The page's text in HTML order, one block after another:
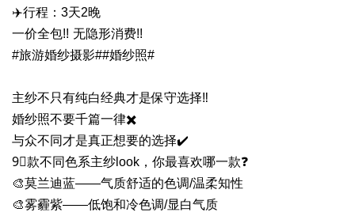
✈️行程：3天2晚
一价全包!! 无隐形消费!!
#旅游婚纱摄影##婚纱照#
主纱不只有纯白经典才是保守选择‼️
婚纱照不要千篇一律✖️
与众不同才是真正想要的选择✔️
9⃣️款不同色系主纱look，你最喜欢哪一款❓
🎨莫兰迪蓝——气质舒适的色调/温柔知性
🎨雾霾紫——低饱和冷色调/显白气质